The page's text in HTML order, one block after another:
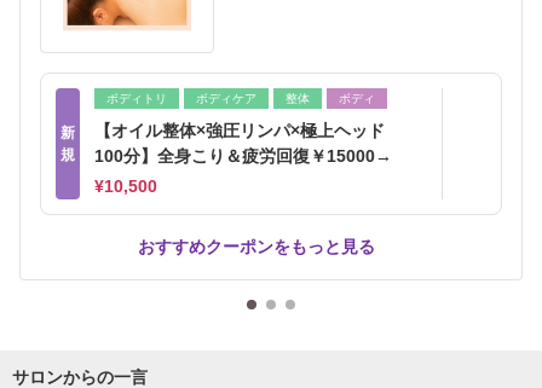
新
規
ボディトリ ボディケア 整体 ボディ
【オイル整体×強圧リンパ×極上ヘッド
100分】全身こり＆疲労回復￥15000→
¥10,500
おすすめクーポンをもっと見る
サロンからの一言